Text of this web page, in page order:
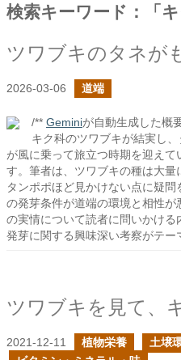
検索キーワード：「キ
ツワブキのタネが
2026-03-06 道端
/** Geminiが自動生成した概
キク科のツワブキが結実し
が風に乗って旅立つ時期を迎え
す。筆者は、ツワブキの種は大
タンポポほど見かけない点に疑
の発芽条件が道端の環境と相性
の実情について読者に問いかける
発芽に関する興味深い考察がテー
2021-12-11 植物栄養 土壌